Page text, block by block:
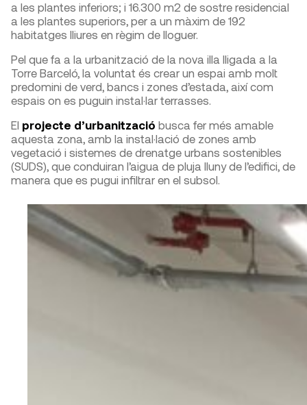
a les plantes inferiors; i 16.300 m2 de sostre residencial
a les plantes superiors, per a un màxim de 192
habitatges lliures en règim de lloguer.
Pel que fa a la urbanització de la nova illa lligada a la
Torre Barceló, la voluntat és crear un espai amb molt
predomini de verd, bancs i zones d’estada, així com
espais on es puguin instal·lar terrasses.
El projecte d’urbanització busca fer més amable
aquesta zona, amb la instal·lació de zones amb
vegetació i sistemes de drenatge urbans sostenibles
(SUDS), que conduiran l’aigua de pluja lluny de l’edifici, de
manera que es pugui infiltrar en el subsol.